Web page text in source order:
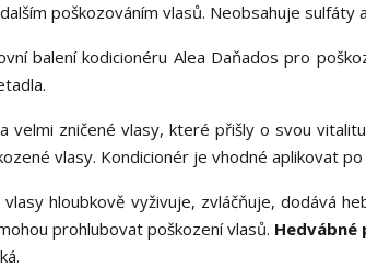
poškozováním vlasů. Neobsahuje sulfáty
balení kodicionéru Alea Daňados pro
velmi zničené vlasy, které přišly o svou
vlasy. Kondicionér je vhodné aplikovat
vlasy hloubkově vyživuje, zvláčňuje, dodává
prohlubovat poškození vlasů.